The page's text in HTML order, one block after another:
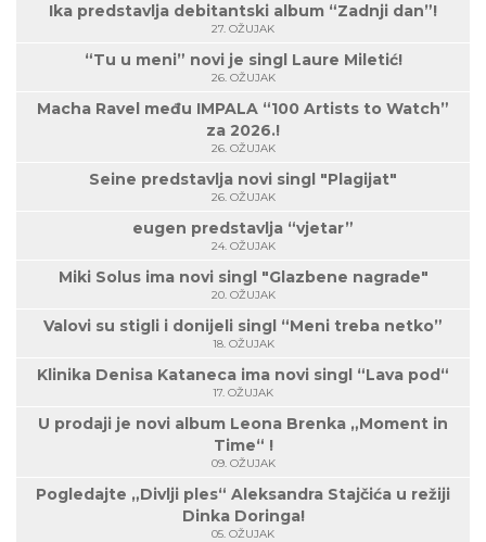
Ika predstavlja debitantski album “Zadnji dan”!
27. OŽUJAK
“Tu u meni” novi je singl Laure Miletić!
26. OŽUJAK
Macha Ravel među IMPALA “100 Artists to Watch”
za 2026.!
26. OŽUJAK
Seine predstavlja novi singl "Plagijat"
26. OŽUJAK
eugen predstavlja “vjetar”
24. OŽUJAK
Miki Solus ima novi singl "Glazbene nagrade"
20. OŽUJAK
Valovi su stigli i donijeli singl “Meni treba netko”
18. OŽUJAK
Klinika Denisa Kataneca ima novi singl “Lava pod“
17. OŽUJAK
U prodaji je novi album Leona Brenka „Moment in
Time“ !
09. OŽUJAK
Pogledajte „Divlji ples“ Aleksandra Stajčića u režiji
Dinka Doringa!
05. OŽUJAK